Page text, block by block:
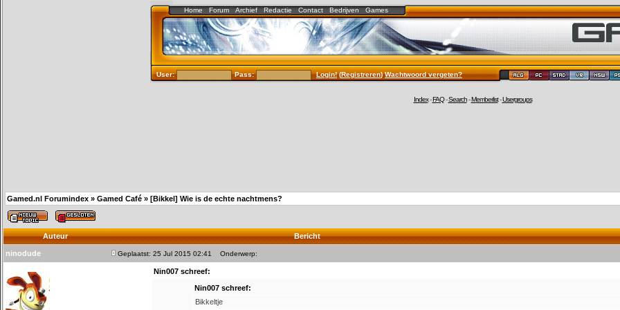
Home Forum Archief Redactie Contact Bedrijven Games
User: Pass: Login!(Registreren)Wachtwoord vergeten?
Index-FAQ-Search-Memberlist-Usergroups
Gamed.nl Forumindex » Gamed Café » [Bikkel] Wie is de echte nachtmens?
Auteur Bericht
ninodude Geplaatst: 25 Jul 2015 02:41 Onderwerp:
Nin007 schreef:
Nin007 schreef:
Bikkeltje